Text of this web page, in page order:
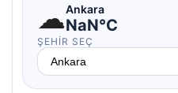
☁Ankara
NaN°C
ŞEHIR SEÇ